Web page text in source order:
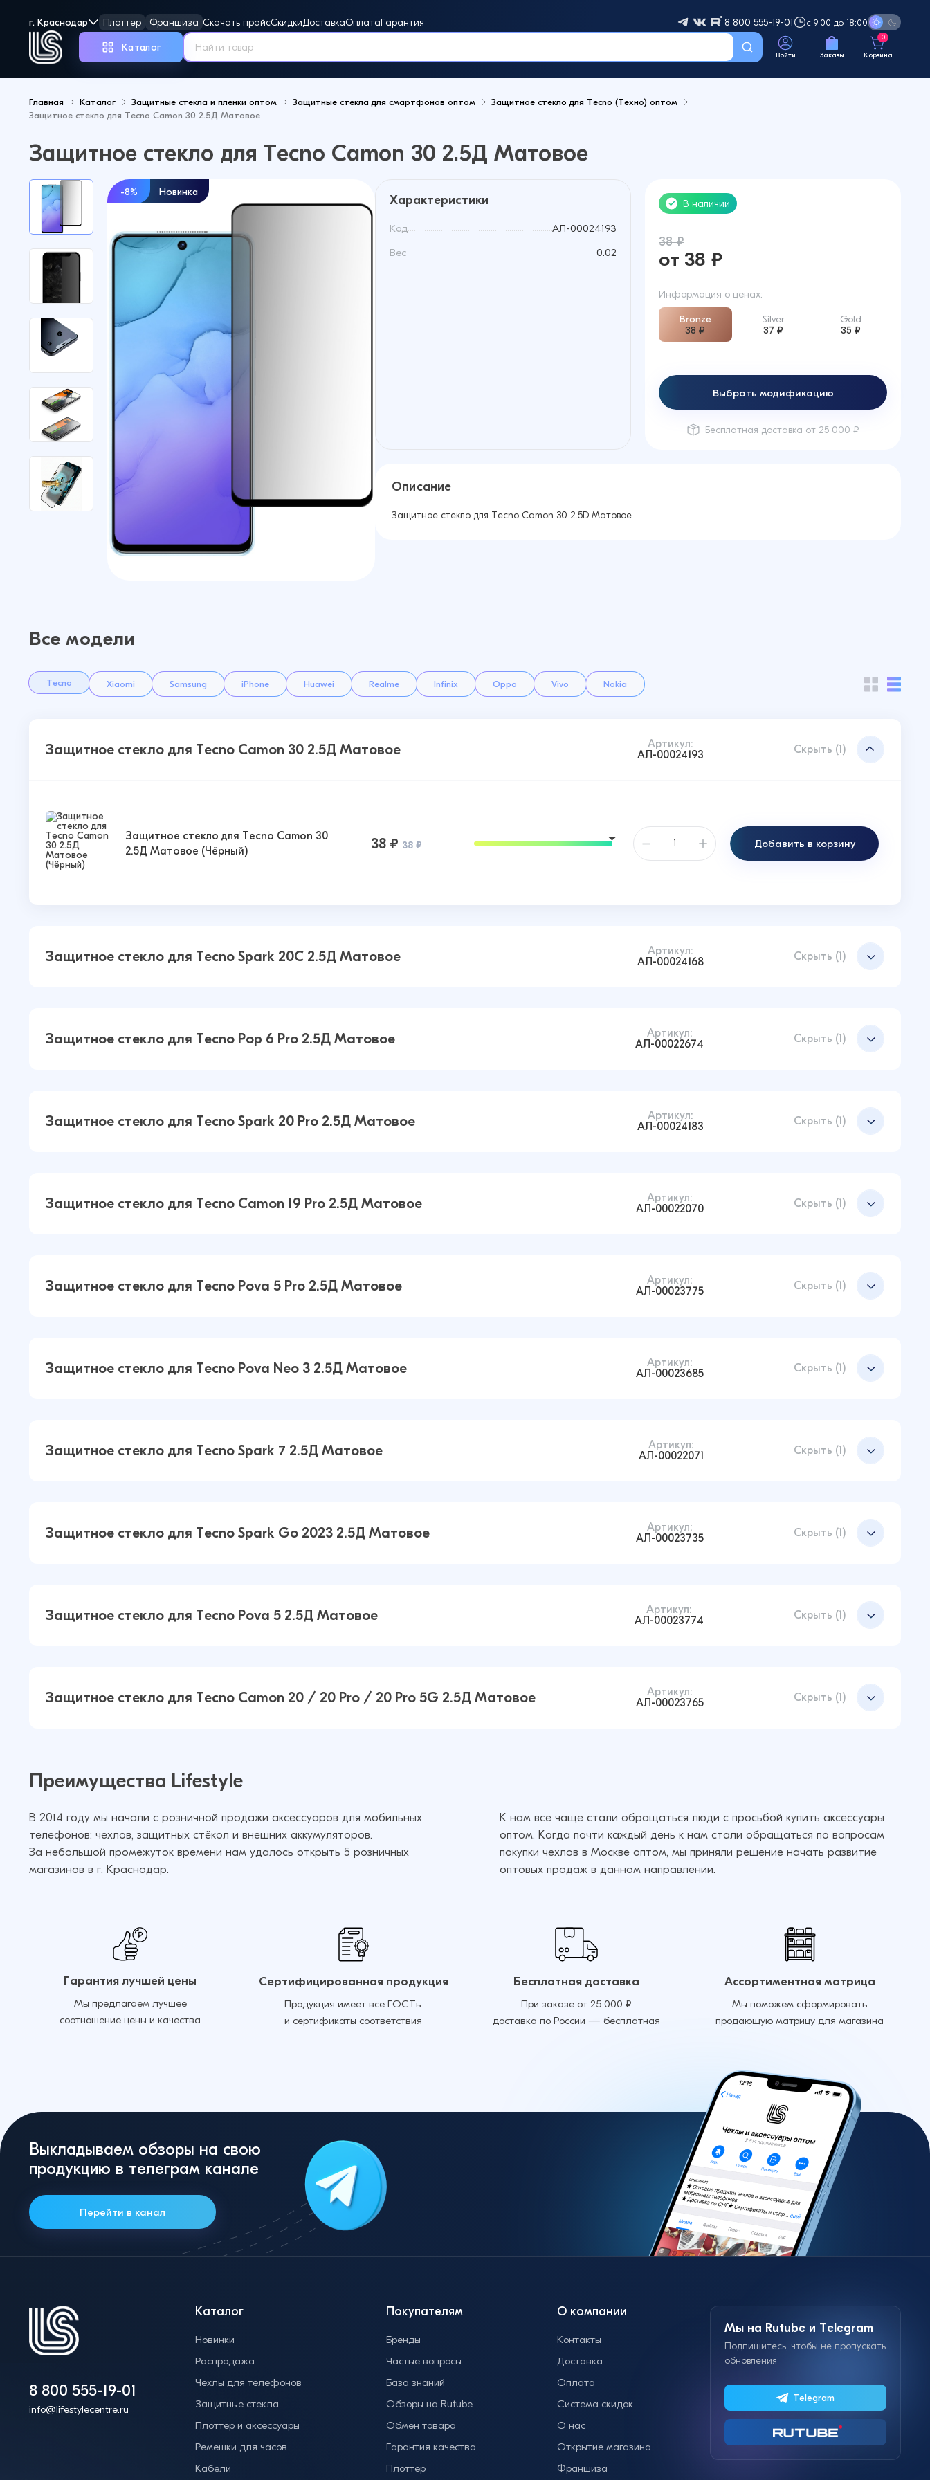
г. Краснодар Франшиза
Плоттер Скачать прайсСкидкиДоставкаОплатаГарантия 8 800 555-19-01 с 9:00 до 18:00
Каталог
Войти Заказы
0
Корзина
Главная Каталог Защитные стекла и пленки оптом Защитные стекла для смартфонов оптом
Защитное стекло для Tecno (Техно) оптом
Защитное стекло для Tecno Camon 30 2.5Д Матовое
Защитное стекло для Tecno Camon 30 2.5Д Матовое
-8% Новинка
Характеристики
Код АЛ-00024193
Вес 0.02
В наличии
38 ₽
от 38 ₽
Информация о ценах:
Bronze
38 ₽
Silver
37 ₽
Gold
35 ₽
Выбрать модификацию
Бесплатная доставка от 25 000 ₽
Описание
Защитное стекло для Tecno Camon 30 2.5D Матовое
Все модели
Tecno Xiaomi Samsung iPhone Huawei Realme Infinix Oppo Vivo Nokia
Защитное стекло для Tecno Camon 30 2.5Д Матовое
Артикул:
АЛ-00024193
Скрыть (1)
Защитное стекло для Tecno Camon 30
2.5Д Матовое (Чёрный)
38 ₽ 38 ₽ Добавить в корзину
Защитное стекло для Tecno Spark 20C 2.5Д Матовое
Артикул:
АЛ-00024168
Скрыть (1)
2.5Д Матовое (Чёрный)
38 ₽ Добавить в корзину
Защитное стекло для Tecno Pop 6 Pro 2.5Д Матовое
Артикул:
АЛ-00022674
Скрыть (1)
2.5Д Матовое (Чёрный)
22 ₽42 ₽ Добавить в корзину
Защитное стекло для Tecno Spark 20 Pro 2.5Д Матовое
Артикул:
АЛ-00024183
Скрыть (1)
2.5Д Матовое (Чёрный)
38 ₽38 ₽ Добавить в корзину
Защитное стекло для Tecno Camon 19 Pro 2.5Д Матовое
Артикул:
АЛ-00022070
Скрыть (1)
Pro 2.5Д Матовое (Чёрный)
31 ₽38 ₽ Добавить в корзину
Защитное стекло для Tecno Pova 5 Pro 2.5Д Матовое
Артикул:
АЛ-00023775
Скрыть (1)
2.5Д Матовое (Чёрный)
31 ₽ 38 ₽ Добавить в корзину
Защитное стекло для Tecno Pova Neo 3 2.5Д Матовое
Артикул:
АЛ-00023685
Скрыть (1)
2.5Д Матовое (Чёрный)
38 ₽ Добавить в корзину
Защитное стекло для Tecno Spark 7 2.5Д Матовое
Артикул:
АЛ-00022071
Скрыть (1)
Матовое (Чёрный)
23 ₽27 ₽ Добавить в корзину
Защитное стекло для Tecno Spark Go 2023 2.5Д Матовое
Артикул:
АЛ-00023735
Скрыть (1)
2023 2.5Д Матовое (Чёрный)
38 ₽ Добавить в корзину
Защитное стекло для Tecno Pova 5 2.5Д Матовое
Артикул:
АЛ-00023774
Скрыть (1)
Матовое (Чёрный)
38 ₽38 ₽ Добавить в корзину
Защитное стекло для Tecno Camon 20 / 20 Pro / 20 Pro 5G 2.5Д Матовое
Артикул:
АЛ-00023765
Скрыть (1)
20 Pro / 20 Pro 5G 2.5Д Матовое
(Чёрный)
Преимущества Lifestyle
В 2014 году мы начали с розничной продажи аксессуаров для мобильных
телефонов: чехлов, защитных стёкол и внешних аккумуляторов.
За небольшой промежуток времени нам удалось открыть 5 розничных
магазинов в г. Краснодар.
К нам все чаще стали обращаться люди с просьбой купить аксессуары
оптом. Когда почти каждый день к нам стали обращаться по вопросам
покупки чехлов в Москве оптом, мы приняли решение начать развитие
оптовых продаж в данном направлении.
Гарантия лучшей цены
Мы предлагаем лучшее
соотношение цены и качества
Сертифицированная продукция
Продукция имеет все ГОСТы
и сертификаты соответствия
Бесплатная доставка
При заказе от 25 000 ₽
доставка по России — бесплатная
Ассортиментная матрица
Мы поможем сформировать
продающую матрицу для магазина
Выкладываем обзоры на свою
продукцию в телеграм канале
Перейти в канал
8 800 555-19-01
info@lifestylecentre.ru
Каталог
Новинки
Распродажа
Чехлы для телефонов
Защитные стекла
Плоттер и аксессуары
Ремешки для часов
Кабели
Покупателям
Бренды
Частые вопросы
База знаний
Обзоры на Rutube
Обмен товара
Гарантия качества
Плоттер
О компании
Контакты
Доставка
Оплата
Система скидок
О нас
Открытие магазина
Франшиза
Мы на Rutube и Telegram
Подпишитесь, чтобы не пропускать
обновления
Telegram